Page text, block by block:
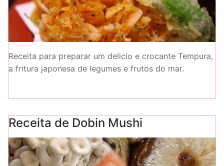
Receita para preparar um delicio e crocante Tempura,
a fritura japonesa de legumes e frutos do mar.
Receita de Dobin Mushi